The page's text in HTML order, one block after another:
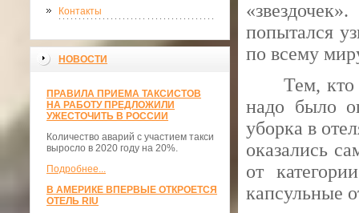
Контакты
НОВОСТИ
ПРАВИЛА ПРИЕМА ТАКСИСТОВ
НА РАБОТУ ПРЕДЛОЖИЛИ
УЖЕСТОЧИТЬ В РОССИИ
Количество аварий с участием такси
выросло в 2020 году на 20%.
Подробнее...
В АМЕРИКЕ ВПЕРВЫЕ ОТКРОЕТСЯ
ОТЕЛЬ RIU
попытался
по всему
Тем, кто
надо было
уборка в
оказались
от
капсульные